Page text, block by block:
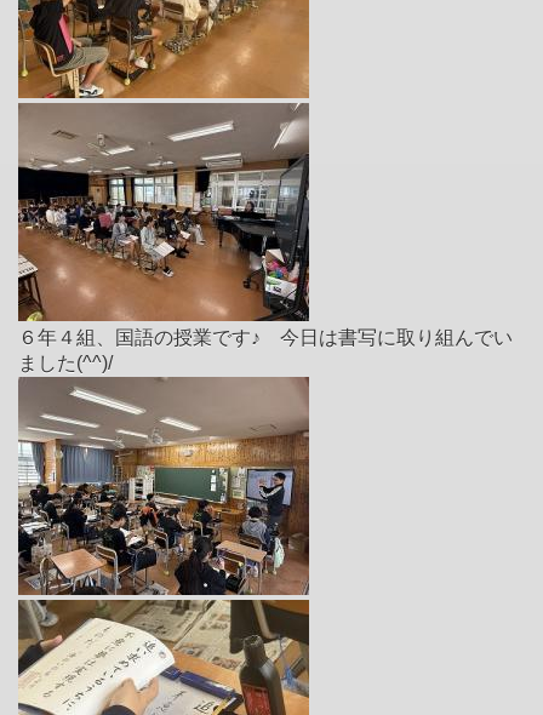
６年４組、国語の授業です♪ 今日は書写に取り組んでい
ました(^^)/